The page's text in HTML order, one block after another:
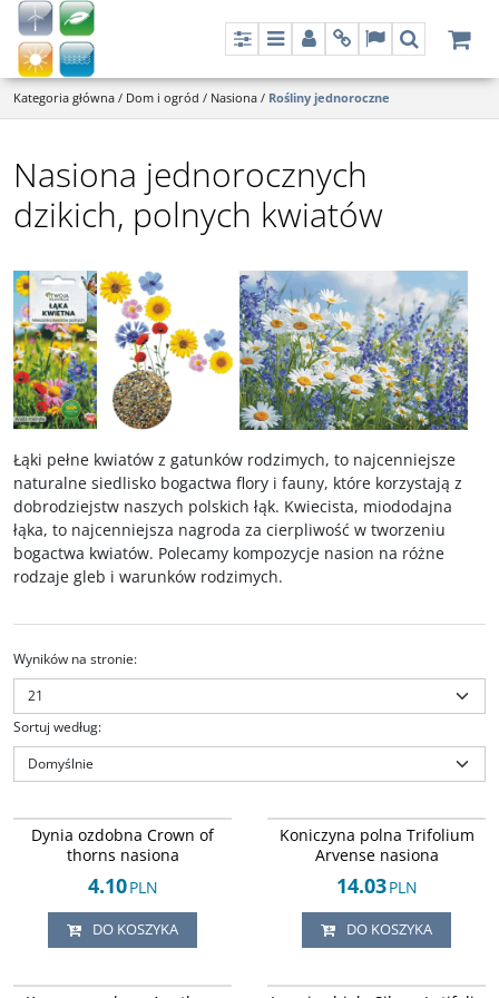
PanelMenuPanelInfoLangSzukaj
Kategoria główna / Dom i ogród / Nasiona / Rośliny jednoroczne
Nasiona jednorocznych
dzikich, polnych kwiatów
Łąki pełne kwiatów z gatunków rodzimych, to najcenniejsze
naturalne siedlisko bogactwa flory i fauny, które korzystają z
dobrodziejstw naszych polskich łąk. Kwiecista, miododajna
łąka, to najcenniejsza nagroda za cierpliwość w tworzeniu
bogactwa kwiatów. Polecamy kompozycje nasion na różne
rodzaje gleb i warunków rodzimych.
Wyników na stronie:
Sortuj według:
Dynia ozdobna Crown of thorns
roślina jednoroczna, pożyteczna
dla pszczół i innych owadów,
flora rodzima łąk i lasów
występujących naturalnie w
przyrodzie Polski.
: nasiona pojedynczych
formie podstawowej, nasiona
Dynia ozdobna Crown of
thorns nasiona
4.10PLN
DO KOSZYKA
Koniczyna polna (Trifolium arvense
L.) roślina pożyteczna dla pszczół i
innych owadów, zapylaczy.
rodzima łąk i lasów występujących
naturalnie w przyrodzie Polski.
nasiona pojedynczych
gatunków dzikich kwiatów w
formy dzikiej, flora rodzima łąk i
Koniczyna polna Trifolium
Arvense nasiona
14.03PLN
DO KOSZYKA
Koper ogrodowy (Anethum
Lepnica biała (Silene Latifolia Poir.)